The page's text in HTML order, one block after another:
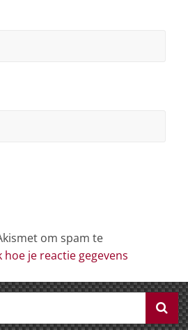
om spam te
hoe je reactie gegevens